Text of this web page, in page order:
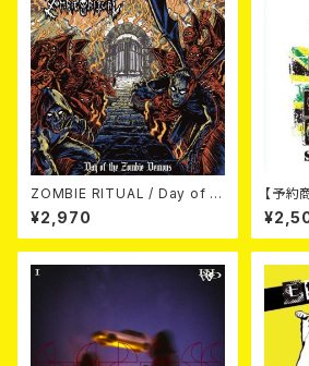
ZOMBIE RITUAL / Day of th
e Zombie Demons
¥2,970
【予
O
OT